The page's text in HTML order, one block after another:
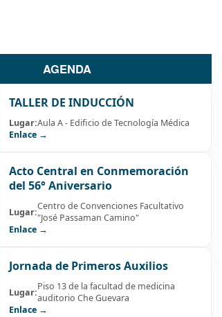
AGENDA
TALLER DE INDUCCIÓN
Lugar:Aula A - Edificio de Tecnología Médica
Enlace →
Acto Central en Conmemoración
del 56° Aniversario
Lugar:Centro de Convenciones Facultativo
"José Passaman Camino"
Enlace →
Jornada de Primeros Auxilios
Lugar:Piso 13 de la facultad de medicina
auditorio Che Guevara
Enlace →